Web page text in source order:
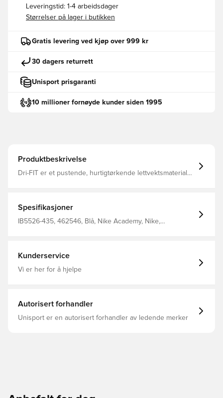
Leveringstid: 1-4 arbeidsdager
Størrelser på lager i butikken
Gratis levering ved kjøp over 999 kr
30 dagers returrett
Unisport prisgaranti
10 millioner fornøyde kunder siden 1995
Produktbeskrivelse
Dri-FIT er et pustende, hurtigtørkende lettvektsmateriale
polyester.
Spesifikasjoner
IB5526-435, 462546, Blå, Nike Academy, Nike,
Kunderservice
Vi er her for å hjelpe
Autorisert forhandler
Unisport er en autorisert forhandler av ledende merker